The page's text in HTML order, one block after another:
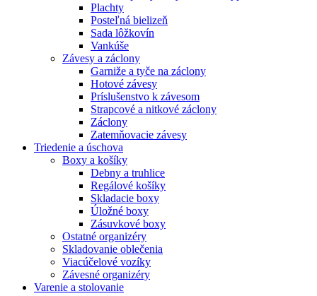
Plachty
Posteľná bielizeň
Sada lôžkovín
Vankúše
Závesy a záclony
Garniže a tyče na záclony
Hotové závesy
Príslušenstvo k závesom
Strapcové a nitkové záclony
Záclony
Zatemňovacie závesy
Triedenie a úschova
Boxy a košíky
Debny a truhlice
Regálové košíky
Skladacie boxy
Úložné boxy
Zásuvkové boxy
Ostatné organizéry
Skladovanie oblečenia
Viacúčelové vozíky
Závesné organizéry
Varenie a stolovanie